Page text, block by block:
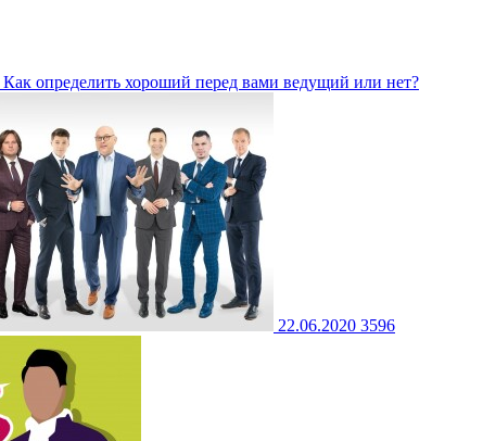
Как определить хороший перед вами ведущий или нет?
22.06.2020 3596